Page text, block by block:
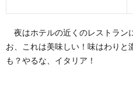
夜はホテルの近くのレストラン
お、これは美味しい！味はわり
も？やるな、イタリア！